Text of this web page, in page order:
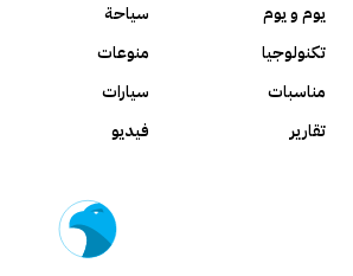
يوم و يوم
سياحة
تكنولوجيا
منوعات
مناسبات
سيارات
تقارير
فيديو